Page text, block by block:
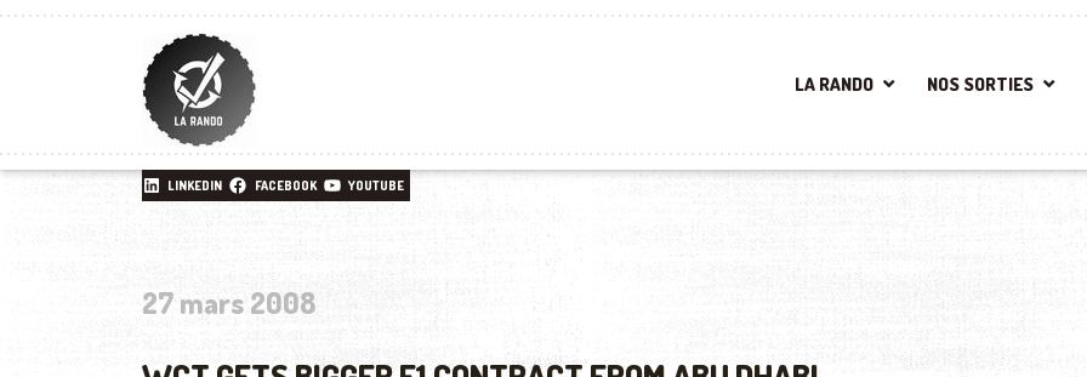
LA RANDO NOS SORTIES
LINKEDIN FACEBOOK YOUTUBE
27 mars 2008